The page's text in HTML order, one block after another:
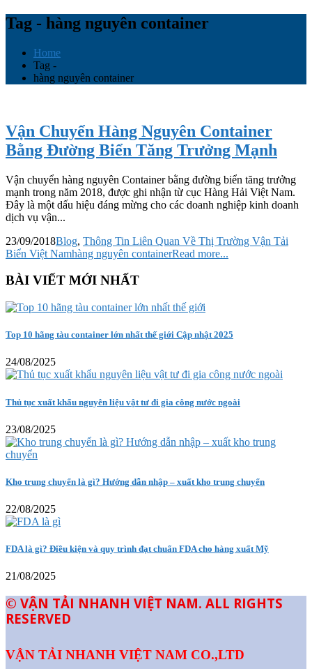
Tag - hàng nguyên container
Home
Tag -
hàng nguyên container
Vận Chuyển Hàng Nguyên Container
Bằng Đường Biển Tăng Trưởng Mạnh
Vận chuyển hàng nguyên Container bằng đường biển tăng trưởng
mạnh trong năm 2018, được ghi nhận từ cục Hàng Hải Việt Nam.
Đây là một dấu hiệu đáng mừng cho các doanh nghiệp kinh doanh
dịch vụ vận...
23/09/2018Blog, Thông Tin Liên Quan Về Thị Trường Vận Tải
Biển Việt Namhàng nguyên containerRead more...
BÀI VIẾT MỚI NHẤT
Top 10 hãng tàu container lớn nhất thế giới Cập nhật 2025
24/08/2025
Thủ tục xuất khẩu nguyên liệu vật tư đi gia công nước ngoài
23/08/2025
Kho trung chuyển là gì? Hướng dẫn nhập – xuất kho trung chuyển
22/08/2025
FDA là gì? Điều kiện và quy trình đạt chuẩn FDA cho hàng xuất Mỹ
21/08/2025
© VẬN TẢI NHANH VIỆT NAM. ALL RIGHTS
RESERVED
VẬN TẢI NHANH VIỆT NAM CO.,LTD